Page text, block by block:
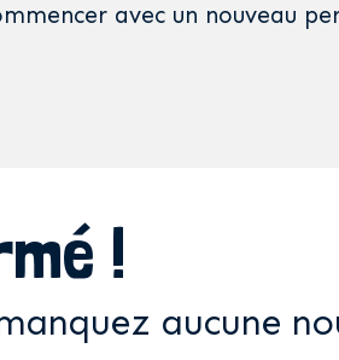
avec un nouveau
!
aucune